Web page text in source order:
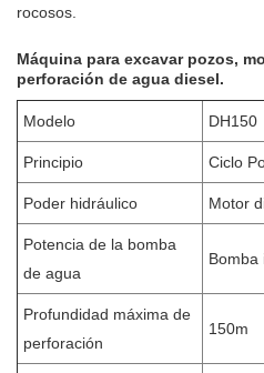
rocosos.
Máquina para excavar pozos,
perforación de agua diesel.
Modelo DH150
Principio Ciclo
Poder hidráulico Motor
Potencia de la bomba
de agua
Bomba
Profundidad máxima de
perforación
150m